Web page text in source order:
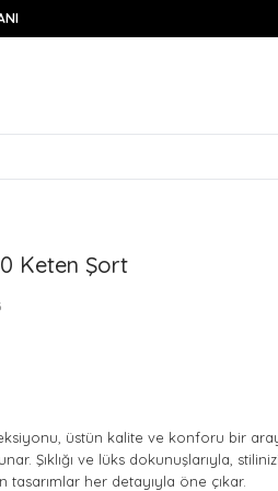
Keten Şort
üstün kalite ve konforu bir
Şıklığı ve lüks dokunuşlarıyla,
her detayıyla öne çıkar.